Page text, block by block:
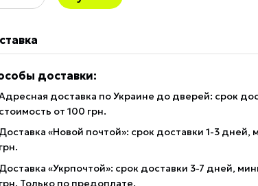
доставки:
доставка по Украине до дверей: срок
стоимость от 100 грн.
Доставка «Новой почтой»: срок доставки 1-3 дней,
грн.
Доставка «Укрпочтой»: срок доставки 3-7 дней,
грн. Только по предоплате.